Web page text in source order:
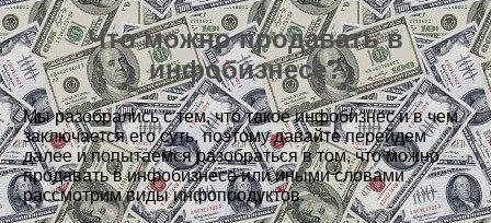
Что можно продавать в
инфобизнесе?
Мы разобрались с тем, что такое инфобизнес и в чем
заключается его суть, поэтому давайте перейдем
далее и попытаемся разобраться в том, что можно
продавать в инфобизнесе или иными словами
рассмотрим виды инфопродуктов.